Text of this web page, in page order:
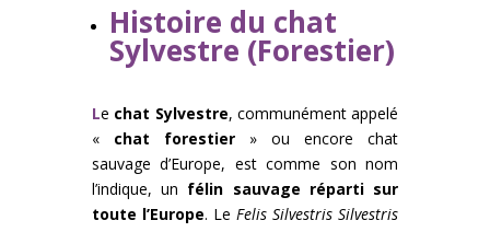
Histoire du chat
Sylvestre (Forestier)
Le chat Sylvestre, communément appelé
« chat forestier » ou encore chat
sauvage d’Europe, est comme son nom
l’indique, un félin sauvage réparti sur
toute l’Europe. Le Felis Silvestris Silvestris